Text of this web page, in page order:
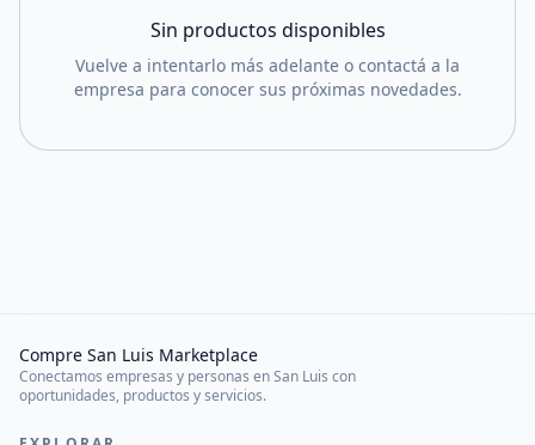
Sin productos disponibles
Vuelve a intentarlo más adelante o contactá a la
empresa para conocer sus próximas novedades.
Compre San Luis Marketplace
Conectamos empresas y personas en San Luis con
oportunidades, productos y servicios.